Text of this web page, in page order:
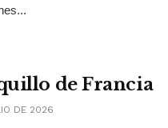
de Francia
DE 2026